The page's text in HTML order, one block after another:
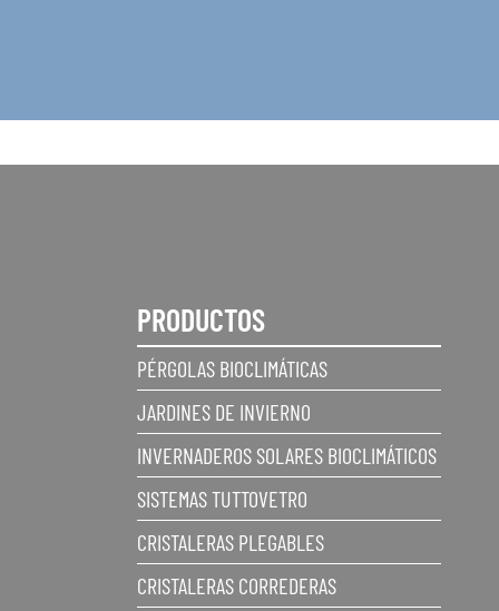
PRODUCTOS
PÉRGOLAS BIOCLIMÁTICAS
JARDINES DE INVIERNO
INVERNADEROS SOLARES BIOCLIMÁTICOS
SISTEMAS TUTTOVETRO
CRISTALERAS PLEGABLES
CRISTALERAS CORREDERAS